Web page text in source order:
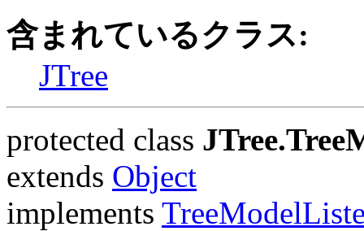
含まれているクラス:
JTree
protected class
extends Object
implements